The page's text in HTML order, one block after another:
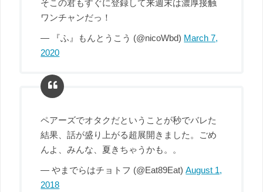
そこの君もすぐに登録して来週末は濃厚接触
ワンチャンだっ！
— 『ふ』もんとうこう (@nicoWbd) March 7,
2020
ペアーズでオタクだということが秒でバレた
結果、話が盛り上がる超展開きました。ごめ
んよ、みんな、夏きちゃうかも。。
— やまでらはチョトフ (@Eat89Eat)August 1,
2018